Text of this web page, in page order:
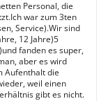
Personal, die
war zum 3ten
Service).Wir sind
12 Jahre)5
fanden es super,
aber es wird
Aufenthalt die
weil einen
gibt es nicht.